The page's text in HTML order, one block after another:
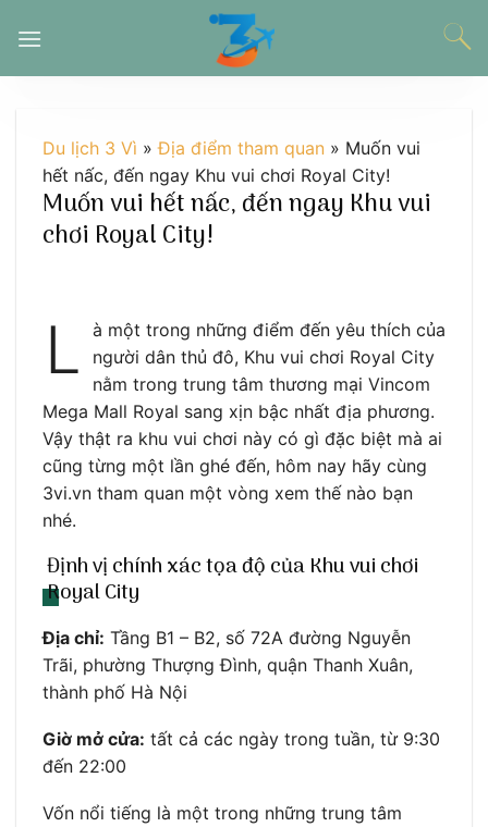
đến
Du lịch 3 Vì »Địa điểm tham quan » Muốn vui
hết nấc, đến ngay Khu vui chơi Royal City!
Muốn vui hết nấc, đến ngay Khu vui
chơi Royal City!
L
à một trong những điểm đến yêu thích của
người dân thủ đô, Khu vui chơi Royal City
nằm trong trung tâm thương mại Vincom
Mega Mall Royal sang xịn bậc nhất địa phương.
Vậy thật ra khu vui chơi này có gì đặc biệt mà ai
cũng từng một lần ghé đến, hôm nay hãy cùng
3vi.vn tham quan một vòng xem thế nào bạn
nhé.
Định vị chính xác tọa độ của Khu vui chơi
Royal City
Địa chỉ: Tầng B1 – B2, số 72A đường Nguyễn
Trãi, phường Thượng Đình, quận Thanh Xuân,
thành phố Hà Nội
Giờ mở cửa: tất cả các ngày trong tuần, từ 9:30
đến 22:00
Vốn nổi tiếng là một trong những trung tâm